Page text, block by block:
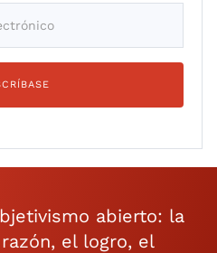
abierto: la
el logro, el